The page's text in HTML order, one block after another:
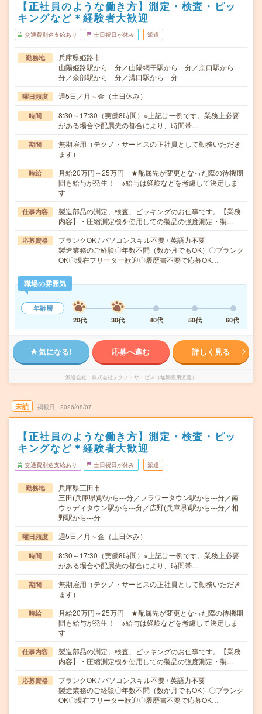
【正社員のような働き方】測定・検査・ピッ
キングなど＊経験者大歓迎
交通費別途支給あり 土日祝日が休み 派遣
勤務地
兵庫県姫路市
山陽姫路駅から---分／山陽網干駅から---分／京口駅から---
分／余部駅から---分／溝口駅から---分
曜日頻度 週5日／月～金（土日休み）
時間
8:30～17:30（実働8時間）※上記は一例です。業務上必要
がある場合や配属先の都合により、時間帯…
期間
無期雇用（テクノ・サービスの正社員として勤務いただき
ます）
時給
月給20万円～25万円 ★配属先が変更となった際の待機期
間も給与が発生！ ※給与は経験などを考慮して決定しま
す
仕事内容
製造部品の測定、検査、ピッキングのお仕事です。【業務
内容】・圧縮測定機を使用しての製品の強度測定・製…
応募資格
ブランクOK / パソコンスキル不要 / 英語力不要
製造業務のご経験〇年数不問（数か月でもOK）〇ブランク
OK〇現在フリーター歓迎〇履歴書不要で応募OK…
職場の雰囲気
年齢層
20代
30代 40代 50代 60代
気になる! 応募へ進む 詳しく見る
派遣会社 株式会社テクノ・サービス（無期雇用派遣）
未読 掲載日 2026/08/07
【正社員のような働き方】測定・検査・ピッ
キングなど＊経験者大歓迎
交通費別途支給あり 土日祝日が休み 派遣
勤務地
兵庫県三田市
三田(兵庫県)駅から---分／フラワータウン駅から---分／南
ウッディタウン駅から---分／広野(兵庫県)駅から---分／相
野駅から---分
曜日頻度 週5日／月～金（土日休み）
時間
8:30～17:30（実働8時間）※上記は一例です。業務上必要
がある場合や配属先の都合により、時間帯…
期間
無期雇用（テクノ・サービスの正社員として勤務いただき
ます）
時給
月給20万円～25万円 ★配属先が変更となった際の待機期
間も給与が発生！ ※給与は経験などを考慮して決定しま
す
仕事内容
製造部品の測定、検査、ピッキングのお仕事です。【業務
内容】・圧縮測定機を使用しての製品の強度測定・製…
応募資格
ブランクOK / パソコンスキル不要 / 英語力不要
製造業務のご経験〇年数不問（数か月でもOK）〇ブランク
OK〇現在フリーター歓迎〇履歴書不要で応募OK…